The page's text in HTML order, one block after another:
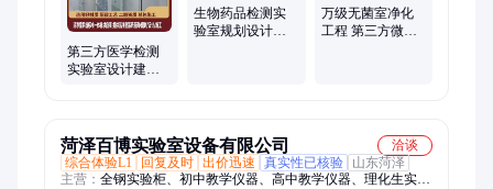
间、GMP净化车间
第三方医学检测
实验室设计建设
生物药品检测实
验室规划设计与
万级无菌室净化
工程 第三方微生
菏泽百博实验室设备有限公司
洽谈
综合体验L1
回复及时 出价迅速 真实性已核验
山东菏泽
主营： 全钢实验柜、初中教学仪器、高中教学仪器、理化生实验